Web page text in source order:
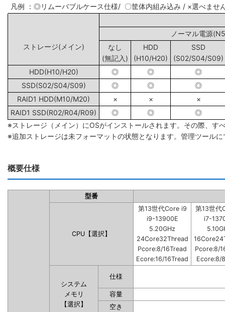
凡例 ：◎リムーバブルケース仕様/ 〇筐体内組み込み / ×選べませ
ノーマル電源
ストレージ(メイン)
なし
(無記入)
HDD
(H10/H20)
SSD
(S02/S04/S09)
HDD(H10/H20)
◎ ◎
◎
SSD(S02/S04/S09)
◎ ◎
◎
RAID1 HDD(M10/M20)
× ×
×
RAID1 SSD(R02/R04/R09)
◎ ◎
◎
※ストレージ（メイン）にOSがインストールされます。その際、す
※追加ストレージは未フォーマットの状態となります。管理ツール
概要仕様
型番
CPU【選択】
第13世代Core i9
i9-13900E
5.20GHz
24Core32Thread
Pcore:8/16Tread
Ecore:16/16Tread
第13世代
i7-
Pcore:8/
Ecore:8/
システム
メモリ
【選択】
仕様
容量
空き